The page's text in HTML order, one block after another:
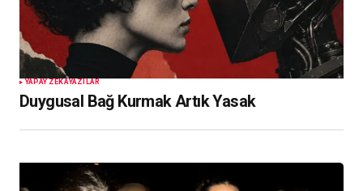
YAPAY ZEKAYAZILAR
Duygusal Bağ Kurmak Artık Yasak